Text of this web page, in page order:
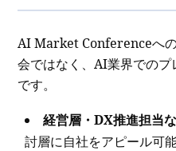
AI Market Conferenceへ
会ではなく、AI業界での
です。
経営層・DX推進担当
討層に自社をアピール可